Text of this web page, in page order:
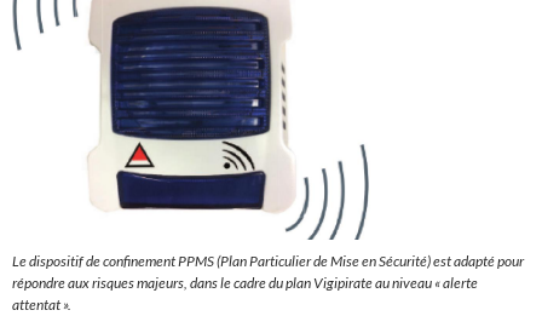
Le dispositif de confinement PPMS (Plan Particulier de Mise en Sécurité) est adapté pour
répondre aux risques majeurs, dans le cadre du plan Vigipirate au niveau « alerte
attentat ».